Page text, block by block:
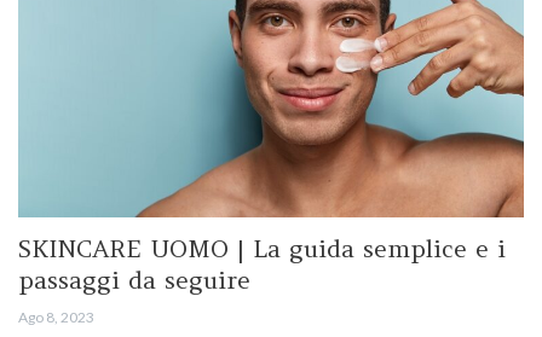
SKINCARE UOMO | La guida semplice e i
passaggi da seguire
Ago 8, 2023